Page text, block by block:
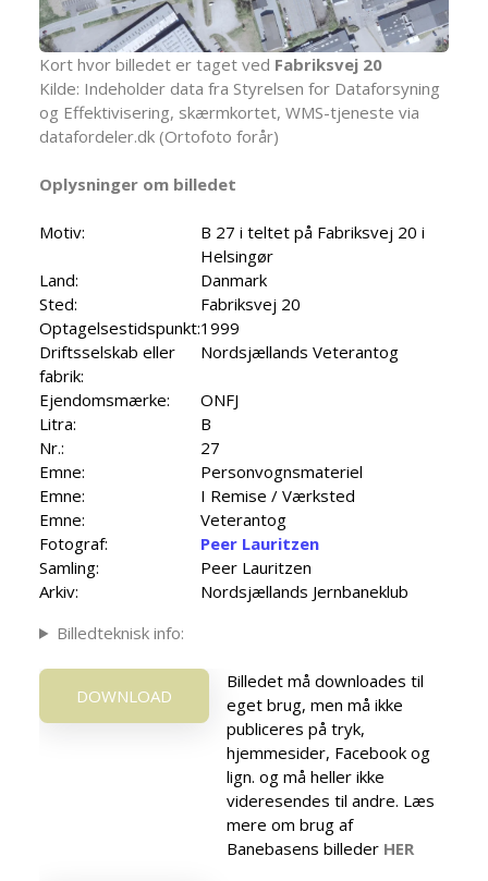
Kort hvor billedet er taget ved Fabriksvej 20
Kilde: Indeholder data fra Styrelsen for Dataforsyning
og Effektivisering, skærmkortet, WMS-tjeneste via
datafordeler.dk (Ortofoto forår)
Oplysninger om billedet
Motiv:
B 27 i teltet på Fabriksvej 20 i
Helsingør
Land:
Danmark
Sted:
Fabriksvej 20
Optagelsestidspunkt:1999
Driftsselskab eller
fabrik:
Nordsjællands Veterantog
Ejendomsmærke:
ONFJ
Litra:
B
Nr.:
27
Emne:
Personvognsmateriel
Emne:
I Remise / Værksted
Emne:
Veterantog
Fotograf:
Peer Lauritzen
Samling:
Peer Lauritzen
Arkiv:
Nordsjællands Jernbaneklub
Billedteknisk info:
DOWNLOAD
Billedet må downloades til
eget brug, men må ikke
publiceres på tryk,
hjemmesider, Facebook og
lign. og må heller ikke
videresendes til andre. Læs
mere om brug af
Banebasens billeder HER